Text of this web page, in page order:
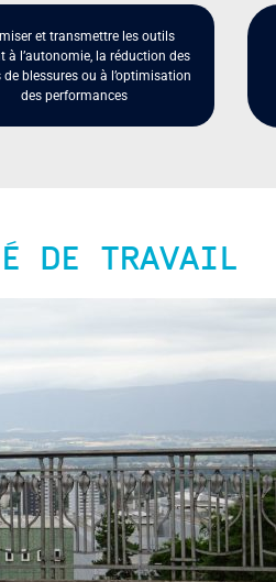
et transmettre les outils
à l’autonomie, la réduction des
de blessures ou à l’optimisation
des performances
DE TRAVAIL